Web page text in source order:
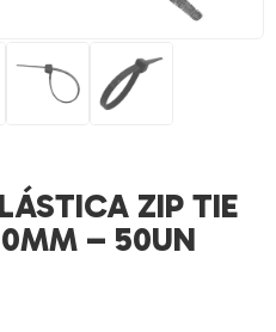
ZIP TIE
– 50UN